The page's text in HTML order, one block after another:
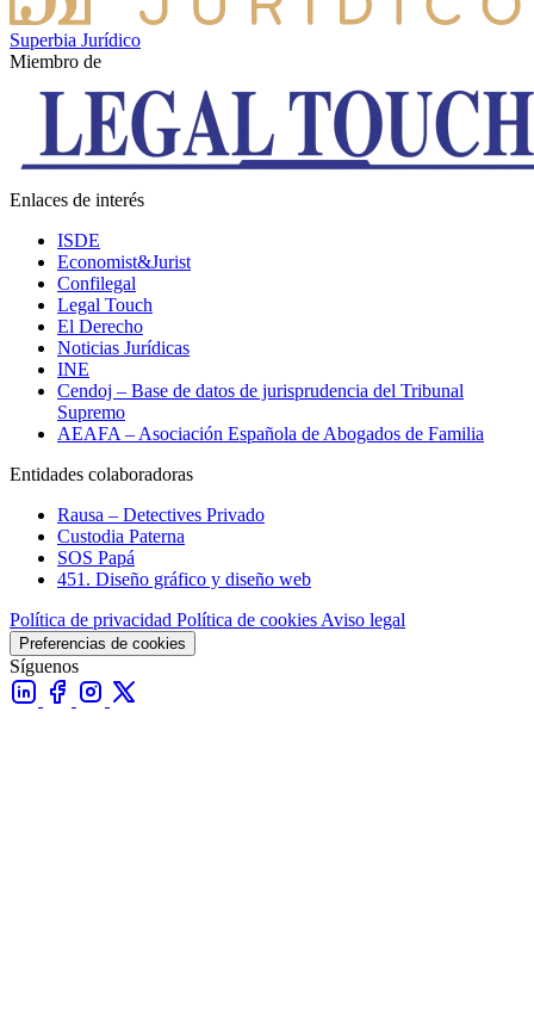
Superbia Jurídico
Miembro de
Enlaces de interés
ISDE
Economist&Jurist
Confilegal
Legal Touch
El Derecho
Noticias Jurídicas
INE
Cendoj – Base de datos de jurisprudencia del Tribunal
Supremo
AEAFA – Asociación Española de Abogados de Familia
Entidades colaboradoras
Rausa – Detectives Privado
Custodia Paterna
SOS Papá
451. Diseño gráfico y diseño web
Política de privacidad Política de cookies Aviso legal
Preferencias de cookies
Síguenos